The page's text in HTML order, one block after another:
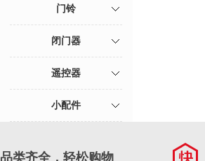
门铃
闭门器
遥控器
小配件
品类齐全，轻松购物